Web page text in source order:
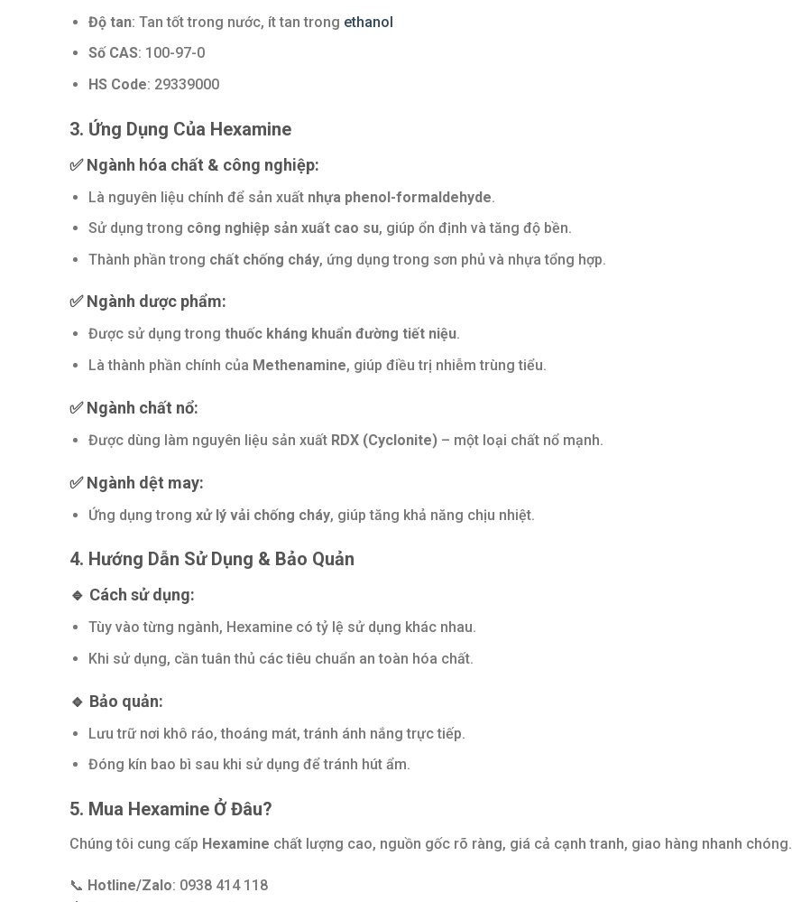
Độ tan: Tan tốt trong nước, ít tan trong ethanol
Số CAS: 100-97-0
HS Code: 29339000
3. Ứng Dụng Của Hexamine
✅ Ngành hóa chất & công nghiệp:
Là nguyên liệu chính để sản xuất nhựa phenol-formaldehyde.
Sử dụng trong công nghiệp sản xuất cao su, giúp ổn định và tăng độ bền.
Thành phần trong chất chống cháy, ứng dụng trong sơn phủ và nhựa tổng hợp.
✅ Ngành dược phẩm:
Được sử dụng trong thuốc kháng khuẩn đường tiết niệu.
Là thành phần chính của Methenamine, giúp điều trị nhiễm trùng tiểu.
✅ Ngành chất nổ:
Được dùng làm nguyên liệu sản xuất RDX (Cyclonite)– một loại chất nổ mạnh.
✅ Ngành dệt may:
Ứng dụng trong xử lý vải chống cháy, giúp tăng khả năng chịu nhiệt.
4. Hướng Dẫn Sử Dụng & Bảo Quản
🔹 Cách sử dụng:
Tùy vào từng ngành, Hexamine có tỷ lệ sử dụng khác nhau.
Khi sử dụng, cần tuân thủ các tiêu chuẩn an toàn hóa chất.
🔹 Bảo quản:
Lưu trữ nơi khô ráo, thoáng mát, tránh ánh nắng trực tiếp.
Đóng kín bao bì sau khi sử dụng để tránh hút ẩm.
5. Mua Hexamine Ở Đâu?
Chúng tôi cung cấp Hexamine chất lượng cao, nguồn gốc rõ ràng, giá cả cạnh tranh, giao hàng nhanh chóng.
📞 Hotline/Zalo: 0938 414 118